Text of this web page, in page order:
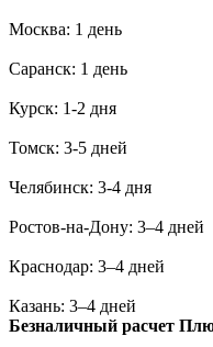
Москва: 1 день
Саранск: 1 день
Курск: 1-2 дня
Томск: 3-5 дней
Челябинск: 3-4 дня
Ростов-на-Дону: 3–4 дней
Краснодар: 3–4 дней
Казань: 3–4 дней
Безналичный расчет